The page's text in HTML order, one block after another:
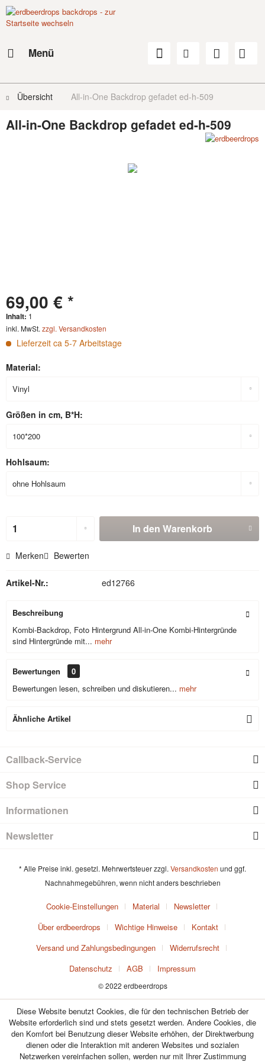
Menü
Übersicht All-in-One Backdrop gefadet ed-h-509
All-in-One Backdrop gefadet ed-h-509
69,00 € *
Inhalt: 1
inkl. MwSt. zzgl. Versandkosten
Lieferzeit ca 5-7 Arbeitstage
Material:
Größen in cm, B*H:
Hohlsaum:
In den Warenkorb
Merken Bewerten
Artikel-Nr.: ed12766
Beschreibung
Kombi-Backdrop, Foto Hintergrund All-in-One Kombi-Hintergründe
sind Hintergründe mit... mehr
Bewertungen
0
Bewertungen lesen, schreiben und diskutieren... mehr
Ähnliche Artikel
Callback-Service
Shop Service
Informationen
Newsletter
* Alle Preise inkl. gesetzl. Mehrwertsteuer zzgl. Versandkosten und ggf.
Nachnahmegebühren, wenn nicht anders beschrieben
Cookie-Einstellungen Material
Newsletter
Über erdbeerdrops
Wichtige Hinweise
Kontakt
Versand und Zahlungsbedingungen
Widerrufsrecht
Datenschutz
AGB Impressum
© 2022 erdbeerdrops
Diese Website benutzt Cookies, die für den technischen Betrieb der
Website erforderlich sind und stets gesetzt werden. Andere Cookies, die
den Komfort bei Benutzung dieser Website erhöhen, der Direktwerbung
dienen oder die Interaktion mit anderen Websites und sozialen
Netzwerken vereinfachen sollen, werden nur mit Ihrer Zustimmung